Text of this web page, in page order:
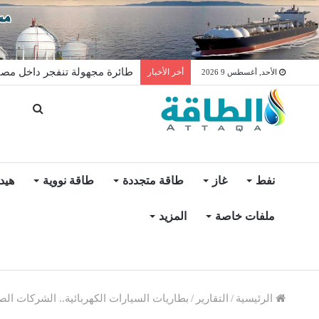
الأحد, أغسطس 9 2026 أخر الأخبار طائرة مجهولة تنفجر داخل
نفط غاز طاقة متجددة طاقة نووية
ملفات خاصة المزيد
الرئيسية / التقارير / بطاريات السيارات الكهربائية.. الشركات